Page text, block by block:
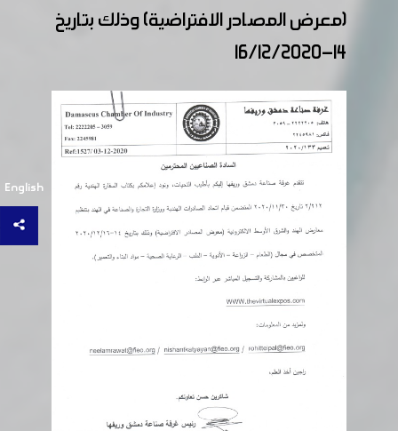
English
(معرض المصادر الافتراضية) وذلك بتاريخ
14-16/12/2020